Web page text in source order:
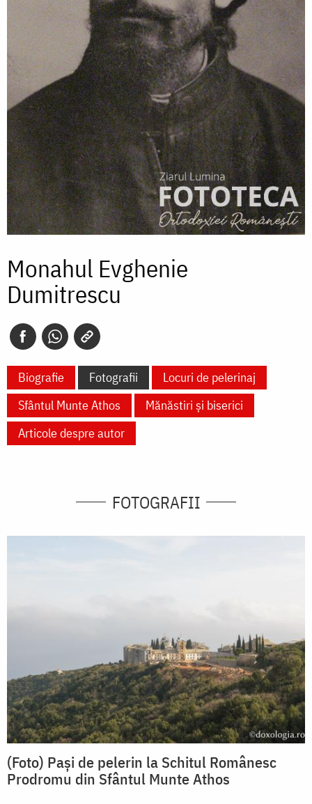
Monahul Evghenie
Dumitrescu
Biografie Fotografii
Locuri de pelerinaj
Sfântul Munte Athos
Mănăstiri și biserici
Articole despre autor
FOTOGRAFII
(Foto) Pași de pelerin la Schitul Românesc
Prodromu din Sfântul Munte Athos